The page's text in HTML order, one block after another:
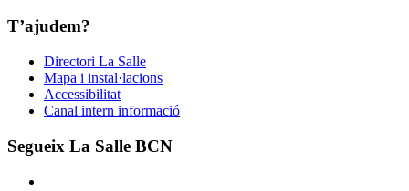
T’ajudem?
Directori La Salle
Mapa i instal·lacions
Accessibilitat
Canal intern informació
Segueix La Salle BCN